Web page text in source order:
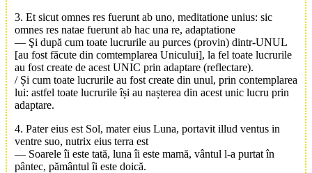
3. Et sicut omnes res fuerunt ab uno, meditatione unius: sic
omnes res natae fuerunt ab hac una re, adaptatione
— Şi după cum toate lucrurile au purces (provin) dintr-UNUL
[au fost făcute din comtemplarea Unicului], la fel toate lucrurile
au fost create de acest UNIC prin adaptare (reflectare).
/ Și cum toate lucrurile au fost create din unul, prin contemplarea
lui: astfel toate lucrurile își au nașterea din acest unic lucru prin
adaptare.
4. Pater eius est Sol, mater eius Luna, portavit illud ventus in
ventre suo, nutrix eius terra est
— Soarele îi este tată, luna îi este mamă, vântul l-a purtat în
pântec, pământul îi este doică.